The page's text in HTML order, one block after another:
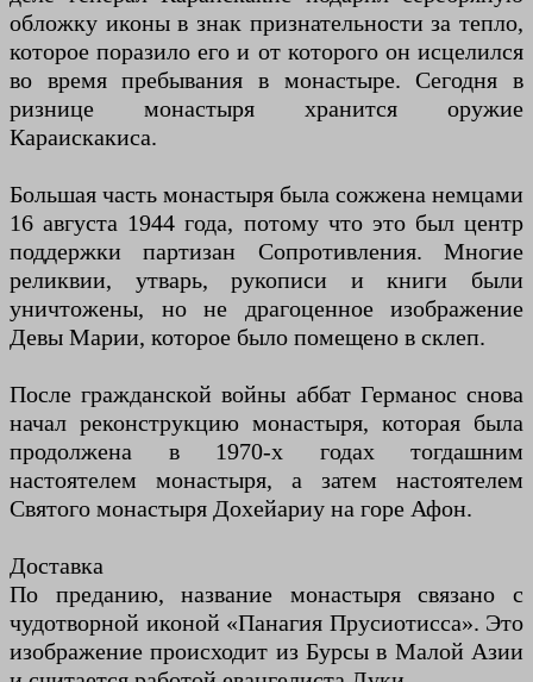
обложку иконы в знак признательности за тепло,
которое поразило его и от которого он исцелился
во время пребывания в монастыре. Сегодня в
ризнице монастыря хранится оружие
Караискакиса.
Большая часть монастыря была сожжена немцами
16 августа 1944 года, потому что это был центр
поддержки партизан Сопротивления. Многие
реликвии, утварь, рукописи и книги были
уничтожены, но не драгоценное изображение
Девы Марии, которое было помещено в склеп.
После гражданской войны аббат Германос снова
начал реконструкцию монастыря, которая была
продолжена в 1970-х годах тогдашним
настоятелем монастыря, а затем настоятелем
Святого монастыря Дохейариу на горе Афон.
Доставка
По преданию, название монастыря связано с
чудотворной иконой «Панагия Прусиотисса». Это
изображение происходит из Бурсы в Малой Азии